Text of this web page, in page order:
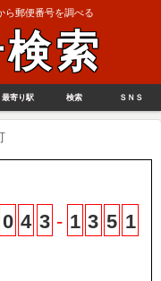
ら郵便番号を調べる
索
最寄り駅 検索 ＳＮＳ
0 4 3 - 1 3 5 1